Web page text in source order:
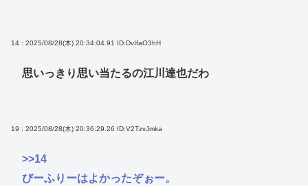
14 : 2025/08/28(木) 20:34:04.91 ID:DvIfaO3hH
思いっきり思い当たるの江川達也だわ
19 : 2025/08/28(木) 20:36:29.26 ID:V2TzvJmka
>>14
びーふりーはよかったぞぉー。